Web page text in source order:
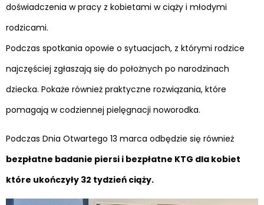
doświadczenia w pracy z kobietami w ciąży i młodymi
rodzicami.
Podczas spotkania opowie o sytuacjach, z którymi rodzice
najczęściej zgłaszają się do położnych po narodzinach
dziecka. Pokaże również praktyczne rozwiązania, które
pomagają w codziennej pielęgnacji noworodka.
Podczas Dnia Otwartego 13 marca odbędzie się również
bezpłatne badanie piersi i bezpłatne KTG dla kobiet
które ukończyły 32 tydzień ciąży.